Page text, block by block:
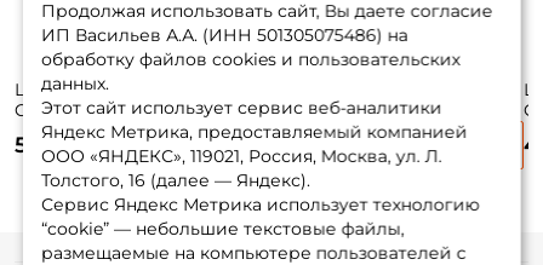
Цикада Strike Pro
Cyber Vibe 65мм.
26гр. #A242S
565 ₽
Craft Flicker 45мм.
11гр. #346
245 ₽
325 ₽
Cyber Vibe 35мм.
4,5гр. #A230S
480 ₽
Продолжая использовать сайт, Вы даете согласие
ИП Васильев А.А. (ИНН 501305075486) на
обработку файлов cookies и пользовательских
данных.
Этот сайт использует сервис веб-аналитики
Яндекс Метрика, предоставляемый компанией
ООО «ЯНДЕКС», 119021, Россия, Москва, ул. Л.
Толстого, 16 (далее — Яндекс).
Сервис Яндекс Метрика использует технологию
“cookie” — небольшие текстовые файлы,
размещаемые на компьютере пользователей с